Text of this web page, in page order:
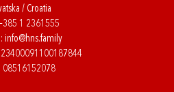
/ Croatia
1 2361555
info@hns.family
08516152078